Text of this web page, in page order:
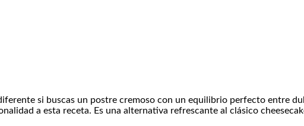
si buscas un postre cremoso con un equilibrio perfecto entre
a esta receta. Es una alternativa refrescante al clásico